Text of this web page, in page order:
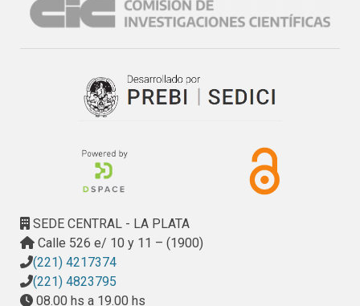
Grado de cumplimiento del plan de trabajo;
Relevar productos de guata de celulosa existentes,
evaluando factoresdestacados en su producción;
Proponer alternativas de materialidad; producir, verificar y
Definir un programa final de producto y realizar los ensayos
correspondientes;
Evaluar la inserción económica-productiva en el marco
Realizar prototipos funcionales evaluando impacto
ambiental, aceptación del usuario y performance en uso.
* Conclusiones
* Bibliografía y fuentes de información consultadas
SEDE CENTRAL - LA PLATA
Calle 526 e/ 10 y 11 – (1900)
(221) 4217374
(221) 4823795
08.00 hs a 19.00 hs